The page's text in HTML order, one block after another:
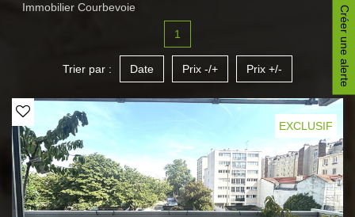
Immobilier Courbevoie Créer une alerte
1
Trier par : Date Prix -/+ Prix +/-
EXCLUSIF